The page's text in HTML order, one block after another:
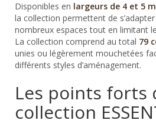
Disponibles en largeurs de 4 et 5
la collection permettent de
nombreux espaces tout en limitant
La collection comprend au total 79
unies ou légèrement mouchetées
différents styles d’aménagement.
Les points forts
collection